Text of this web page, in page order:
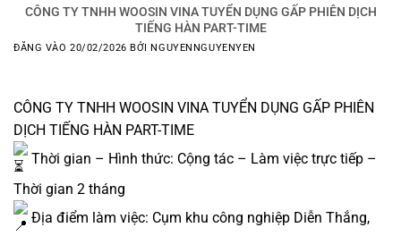
CÔNG TY TNHH WOOSIN VINA TUYỂN DỤNG GẤP PHIÊN DỊCH
TIẾNG HÀN PART-TIME
ĐĂNG VÀO20/02/2026 BỞINGUYENNGUYENYEN
CÔNG TY TNHH WOOSIN VINA TUYỂN DỤNG GẤP PHIÊN
DỊCH TIẾNG HÀN PART-TIME
Thời gian – Hình thức: Cộng tác – Làm việc trực tiếp –
Thời gian 2 tháng
Địa điểm làm việc: Cụm khu công nghiệp Diễn Thắng,